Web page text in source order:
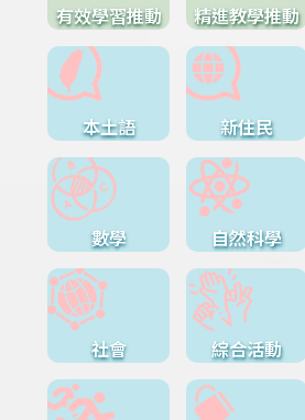
有效學習推動 精進教學推動
本土語 新住民
數學 自然科學
社會 綜合活動